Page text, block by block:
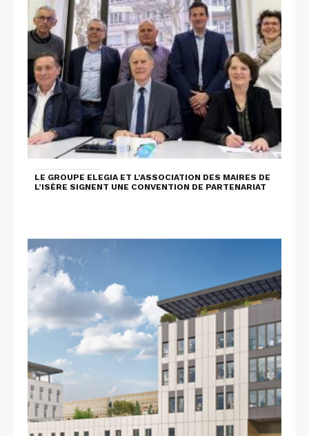
LE GROUPE ELEGIA ET L’ASSOCIATION DES MAIRES DE
L’ISÈRE SIGNENT UNE CONVENTION DE PARTENARIAT